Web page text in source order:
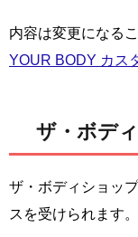
内容は変更になる
YOUR BODY カス
ザ・ボデ
ザ・ボディショッ
スを受けられます。